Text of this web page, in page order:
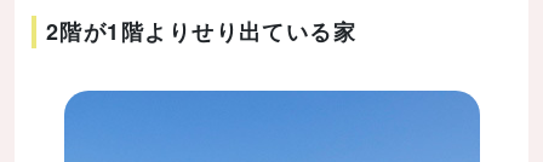
2階が1階よりせり出ている家